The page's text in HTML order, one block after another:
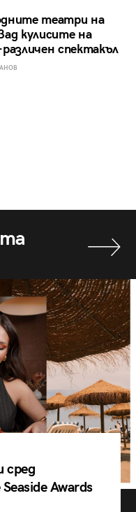
театри на
кулисите на
спектакъл
сред
Awards